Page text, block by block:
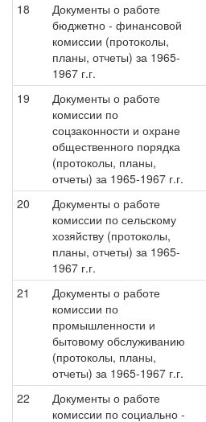
18
Документы о работе
бюджетно - финансовой
комиссии (протоколы,
планы, отчеты) за 1965-
1967 г.г.
19
Документы о работе
комиссии по
соцзаконности и охране
общественного порядка
(протоколы, планы,
отчеты) за 1965-1967 г.г.
20
Документы о работе
комиссии по сельскому
хозяйству (протоколы,
планы, отчеты) за 1965-
1967 г.г.
21
Документы о работе
комиссии по
промышленности и
бытовому обслуживанию
(протоколы, планы,
отчеты) за 1965-1967 г.г.
22
Документы о работе
комиссии по социально -